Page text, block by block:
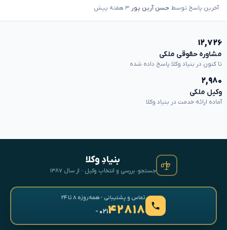
آخرین پاسخ توسط حسن آرین پور ۳ هفته پیش
۱۲,۷۲۶
مشاوره حقوقی ملکی
تا کنون در بنیاد وکلا پاسخ داده شده
۲,۹۸۰
وکیل ملکی
آماده ارائه خدمت در بنیاد وکلا
بنیادِ وکلا
جستجو، بررسی و انتخابِ وکیل · از سال ۱۳۸۷
تماس و پشتیبانی · همه‌روزه ۸ تا ۲۴
۴۲۸۱۸- ۰۲۱